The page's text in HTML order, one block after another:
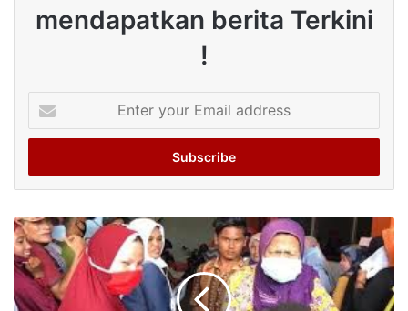
mendapatkan berita Terkini
!
your
Email